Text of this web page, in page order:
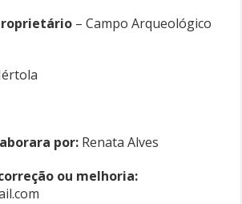
– Campo Arqueológico
por: Renata Alves
ou melhoria: